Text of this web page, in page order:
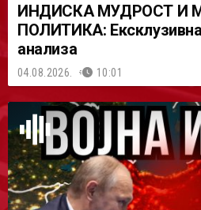
ИНДИСКА МУДРОСТ И
ПОЛИТИКА:
анализа
04.08.2026. 10:01